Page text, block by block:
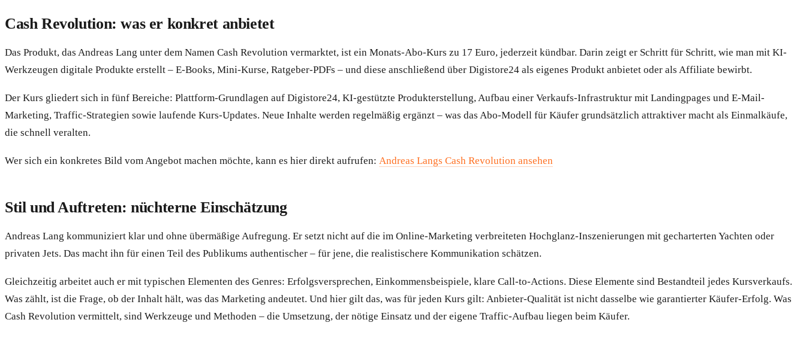
Cash Revolution: was er konkret anbietet
Das Produkt, das Andreas Lang unter dem Namen Cash Revolution vermarktet, ist ein Monats-Abo-Kurs zu 17 Euro, jederzeit kündbar. Darin zeigt er Schritt für Schritt, wie man mit KI-
Werkzeugen digitale Produkte erstellt – E-Books, Mini-Kurse, Ratgeber-PDFs – und diese anschließend über Digistore24 als eigenes Produkt anbietet oder als Affiliate bewirbt.
Der Kurs gliedert sich in fünf Bereiche: Plattform-Grundlagen auf Digistore24, KI-gestützte Produkterstellung, Aufbau einer Verkaufs-Infrastruktur mit Landingpages und E-Mail-
Marketing, Traffic-Strategien sowie laufende Kurs-Updates. Neue Inhalte werden regelmäßig ergänzt – was das Abo-Modell für Käufer grundsätzlich attraktiver macht als Einmalkäufe,
die schnell veralten.
Wer sich ein konkretes Bild vom Angebot machen möchte, kann es hier direkt aufrufen: Andreas Langs Cash Revolution ansehen
Stil und Auftreten: nüchterne Einschätzung
Andreas Lang kommuniziert klar und ohne übermäßige Aufregung. Er setzt nicht auf die im Online-Marketing verbreiteten Hochglanz-Inszenierungen mit gecharterten Yachten oder
privaten Jets. Das macht ihn für einen Teil des Publikums authentischer – für jene, die realistischere Kommunikation schätzen.
Gleichzeitig arbeitet auch er mit typischen Elementen des Genres: Erfolgsversprechen, Einkommensbeispiele, klare Call-to-Actions. Diese Elemente sind Bestandteil jedes Kursverkaufs.
Was zählt, ist die Frage, ob der Inhalt hält, was das Marketing andeutet. Und hier gilt das, was für jeden Kurs gilt: Anbieter-Qualität ist nicht dasselbe wie garantierter Käufer-Erfolg. Was
Cash Revolution vermittelt, sind Werkzeuge und Methoden – die Umsetzung, der nötige Einsatz und der eigene Traffic-Aufbau liegen beim Käufer.